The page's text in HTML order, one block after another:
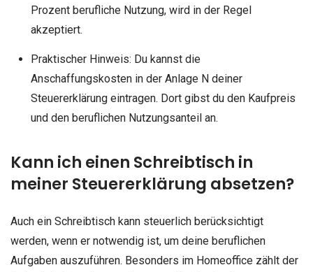
Prozent berufliche Nutzung, wird in der Regel
akzeptiert.
Praktischer Hinweis: Du kannst die
Anschaffungskosten in der Anlage N deiner
Steuererklärung eintragen. Dort gibst du den Kaufpreis
und den beruflichen Nutzungsanteil an.
Kann ich einen Schreibtisch in
meiner Steuererklärung absetzen?
Auch ein Schreibtisch kann steuerlich berücksichtigt
werden, wenn er notwendig ist, um deine beruflichen
Aufgaben auszuführen. Besonders im Homeoffice zählt der